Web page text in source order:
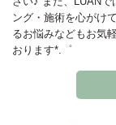
ング・施術を心がけ
るお悩みなどもお気
おります*.゜